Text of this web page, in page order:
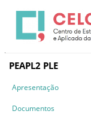
PEAPL2 PLE
Apresentação
Documentos